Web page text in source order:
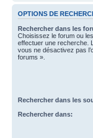
OPTIONS DE
Rechercher dans les
Choisissez le forum ou
effectuer une recherche.
vous ne désactivez pas
forums ».
Rechercher dans les
Rechercher dans: